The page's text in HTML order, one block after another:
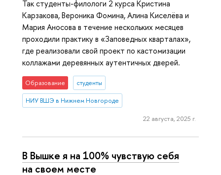
Так студенты-филологи 2 курса Кристина
Карзакова, Вероника Фомина, Алина Киселёва и
Мария Аносова в течение нескольких месяцев
проходили практику в «Заповедных кварталах»,
где реализовали свой проект по кастомизации
коллажами деревянных аутентичных дверей.
Образование студенты
НИУ ВШЭ в Нижнем Новгороде
22 августа, 2025 г.
В Вышке я на 100% чувствую себя
на своем месте